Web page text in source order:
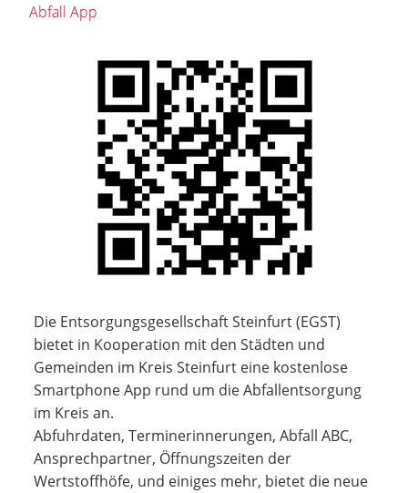
Abfall App
Die Entsorgungsgesellschaft Steinfurt (EGST)
bietet in Kooperation mit den Städten und
Gemeinden im Kreis Steinfurt eine kostenlose
Smartphone App rund um die Abfallentsorgung
im Kreis an.
Abfuhrdaten, Terminerinnerungen, Abfall ABC,
Ansprechpartner, Öffnungszeiten der
Wertstoffhöfe, und einiges mehr, bietet die neue